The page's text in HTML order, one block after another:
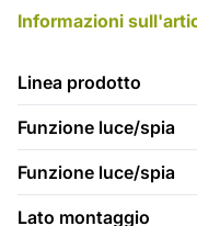
Informazioni
Linea prodotto
Funzione luce/spia
Funzione luce/spia
Lato montaggio